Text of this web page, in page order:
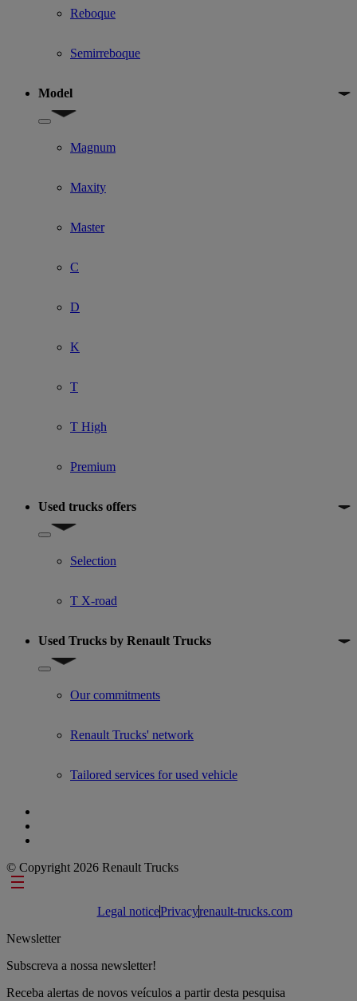
Reboque
Semirreboque
Model
Show submenu for Model
Magnum
Maxity
Master
C
D
K
T
T High
Premium
Used trucks offers
Show submenu for Used trucks offers
Selection
T X-road
Used Trucks by Renault Trucks
Show submenu for Used Trucks by Renault Trucks
Our commitments
Renault Trucks' network
Tailored services for used vehicle
© Copyright 2026 Renault Trucks
Footer links
Legal noticePrivacyrenault-trucks.com
Newsletter
Subscreva a nossa newsletter!
Receba alertas de novos veículos a partir desta pesquisa